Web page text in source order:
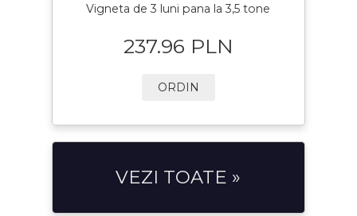
Vigneta de 3 luni pana la 3,5 tone
237.96 PLN
ORDIN
VEZI TOATE »